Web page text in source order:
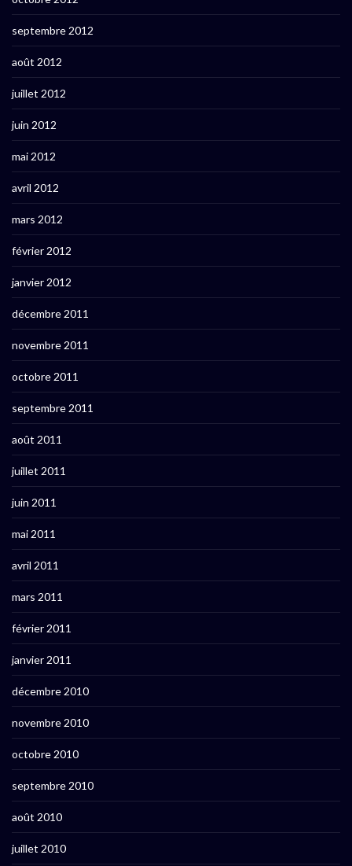
septembre 2012
août 2012
juillet 2012
juin 2012
mai 2012
avril 2012
mars 2012
février 2012
janvier 2012
décembre 2011
novembre 2011
octobre 2011
septembre 2011
août 2011
juillet 2011
juin 2011
mai 2011
avril 2011
mars 2011
février 2011
janvier 2011
décembre 2010
novembre 2010
octobre 2010
septembre 2010
août 2010
juillet 2010